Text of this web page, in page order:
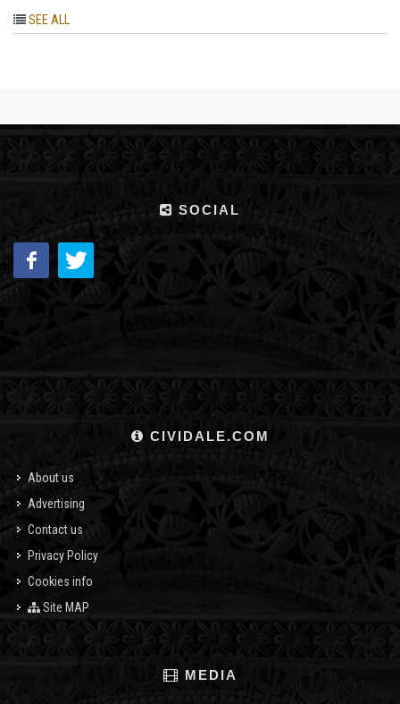
SEE ALL
SOCIAL
CIVIDALE.COM
About us
Advertising
Contact us
Privacy Policy
Cookies info
Site MAP
MEDIA